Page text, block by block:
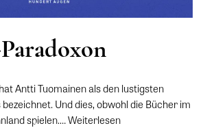
Antti Tuomainen als den lustigsten
Und dies, obwohl die Bücher im
spielen.…Weiterlesen